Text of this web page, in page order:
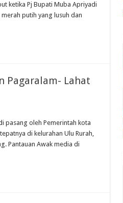
ketika Pj Bupati Muba Apriyadi
putih yang lusuh dan
Pagaralam- Lahat
pasang oleh Pemerintah kota
di kelurahan Ulu Rurah,
Pantauan Awak media di